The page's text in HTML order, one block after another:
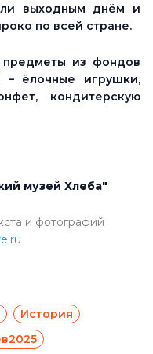
выходным днём и
по всей стране.
из фондов
– ёлочные игрушки,
кондитерскую
музей Хлеба"
и фотографий
История